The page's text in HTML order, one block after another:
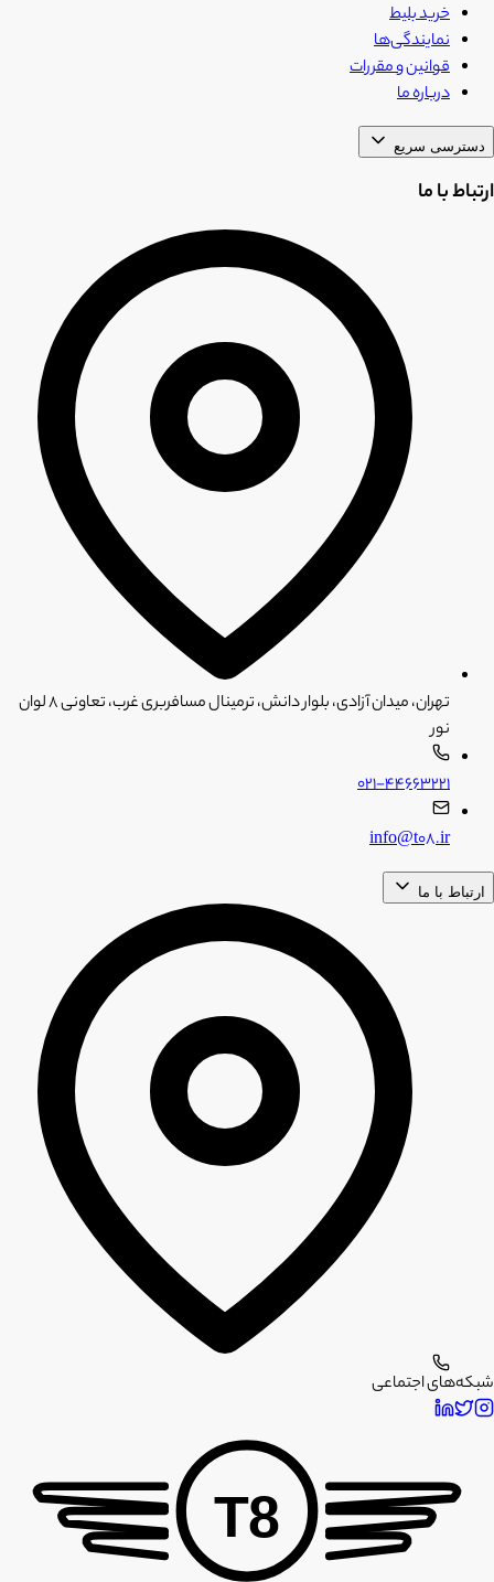
خرید بلیط
نمایندگی‌ها
قوانین و مقررات
درباره ما
دسترسی سریع
ارتباط با ما
تهران، میدان آزادی، بلوار دانش، ترمینال مسافربری غرب، تعاونی ۸ لوان
نور
۰۲۱-۴۴۶۶۳۲۲۱
info@t08.ir
ارتباط با ما
شبکه‌های اجتماعی
T8